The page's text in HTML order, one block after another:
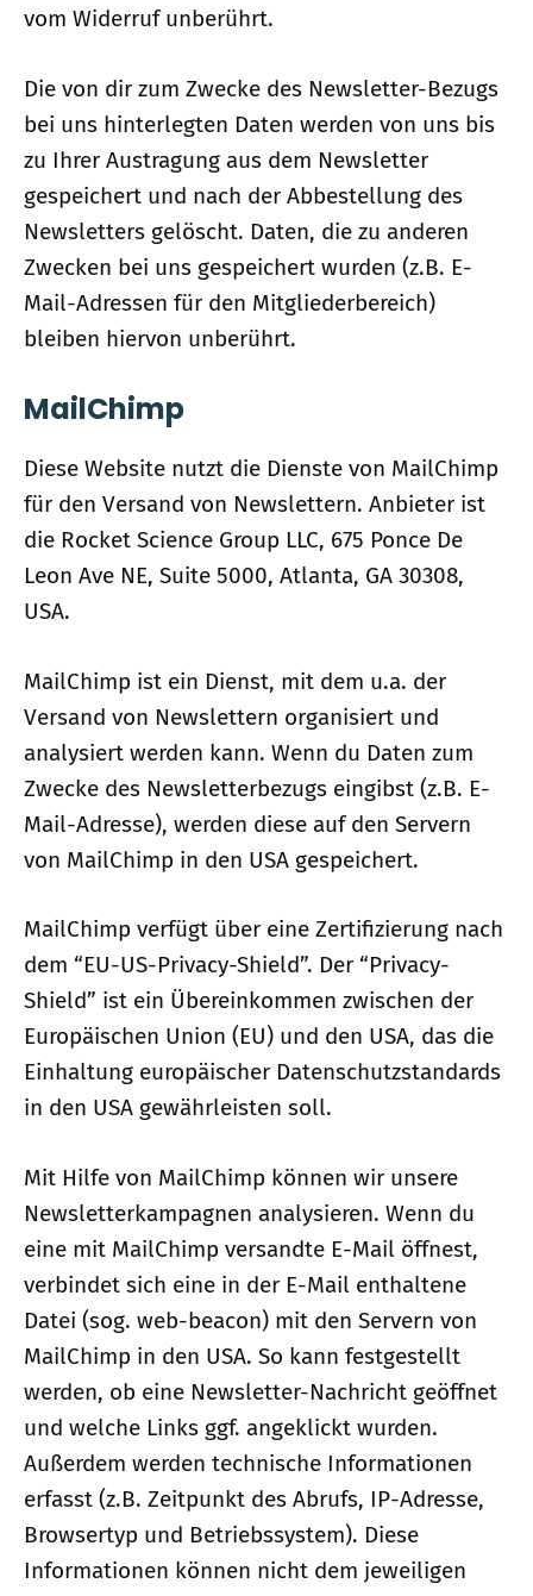
vom Widerruf unberührt.
Die von dir zum Zwecke des Newsletter-Bezugs
bei uns hinterlegten Daten werden von uns bis
zu Ihrer Austragung aus dem Newsletter
gespeichert und nach der Abbestellung des
Newsletters gelöscht. Daten, die zu anderen
Zwecken bei uns gespeichert wurden (z.B. E-
Mail-Adressen für den Mitgliederbereich)
bleiben hiervon unberührt.
MailChimp
Diese Website nutzt die Dienste von MailChimp
für den Versand von Newslettern. Anbieter ist
die Rocket Science Group LLC, 675 Ponce De
Leon Ave NE, Suite 5000, Atlanta, GA 30308,
USA.
MailChimp ist ein Dienst, mit dem u.a. der
Versand von Newslettern organisiert und
analysiert werden kann. Wenn du Daten zum
Zwecke des Newsletterbezugs eingibst (z.B. E-
Mail-Adresse), werden diese auf den Servern
von MailChimp in den USA gespeichert.
MailChimp verfügt über eine Zertifizierung nach
dem “EU-US-Privacy-Shield”. Der “Privacy-
Shield” ist ein Übereinkommen zwischen der
Europäischen Union (EU) und den USA, das die
Einhaltung europäischer Datenschutzstandards
in den USA gewährleisten soll.
Mit Hilfe von MailChimp können wir unsere
Newsletterkampagnen analysieren. Wenn du
eine mit MailChimp versandte E-Mail öffnest,
verbindet sich eine in der E-Mail enthaltene
Datei (sog. web-beacon) mit den Servern von
MailChimp in den USA. So kann festgestellt
werden, ob eine Newsletter-Nachricht geöffnet
und welche Links ggf. angeklickt wurden.
Außerdem werden technische Informationen
erfasst (z.B. Zeitpunkt des Abrufs, IP-Adresse,
Browsertyp und Betriebssystem). Diese
Informationen können nicht dem jeweiligen